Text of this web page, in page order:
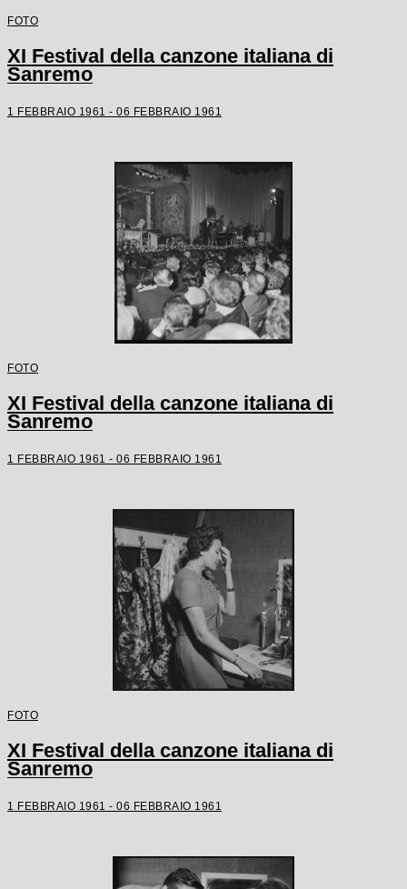
FOTO
XI Festival della canzone italiana di
Sanremo
1 FEBBRAIO 1961 - 06 FEBBRAIO 1961
FOTO
XI Festival della canzone italiana di
Sanremo
1 FEBBRAIO 1961 - 06 FEBBRAIO 1961
FOTO
XI Festival della canzone italiana di
Sanremo
1 FEBBRAIO 1961 - 06 FEBBRAIO 1961